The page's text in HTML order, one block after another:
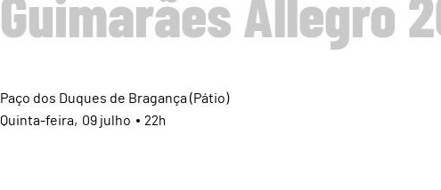
Paço dos Duques de Bragança (Pátio)
09 julho
Quinta 22h